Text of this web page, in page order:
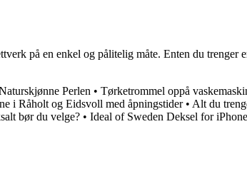
på en enkel og pålitelig måte. Enten du
Perlen • Tørketrommel oppå
i Råholt og Eidsvoll med åpningstider• Alt du
bør du velge? • Ideal of Sweden Deksel for